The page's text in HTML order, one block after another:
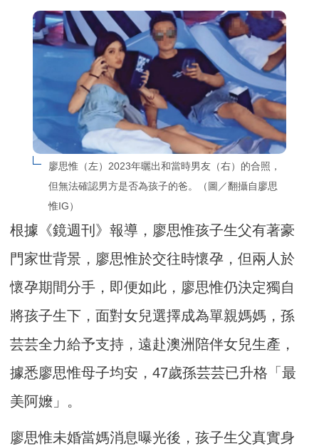
廖思惟（左）2023年曬出和當時男友（右）的合照，
但無法確認男方是否為孩子的爸。（圖／翻攝自廖思
惟IG）
根據《鏡週刊》報導，廖思惟孩子生父有著豪
門家世背景，廖思惟於交往時懷孕，但兩人於
懷孕期間分手，即便如此，廖思惟仍決定獨自
將孩子生下，面對女兒選擇成為單親媽媽，孫
芸芸全力給予支持，遠赴澳洲陪伴女兒生產，
據悉廖思惟母子均安，47歲孫芸芸已升格「最
美阿嬤」。
廖思惟未婚當媽消息曝光後，孩子生父真實身